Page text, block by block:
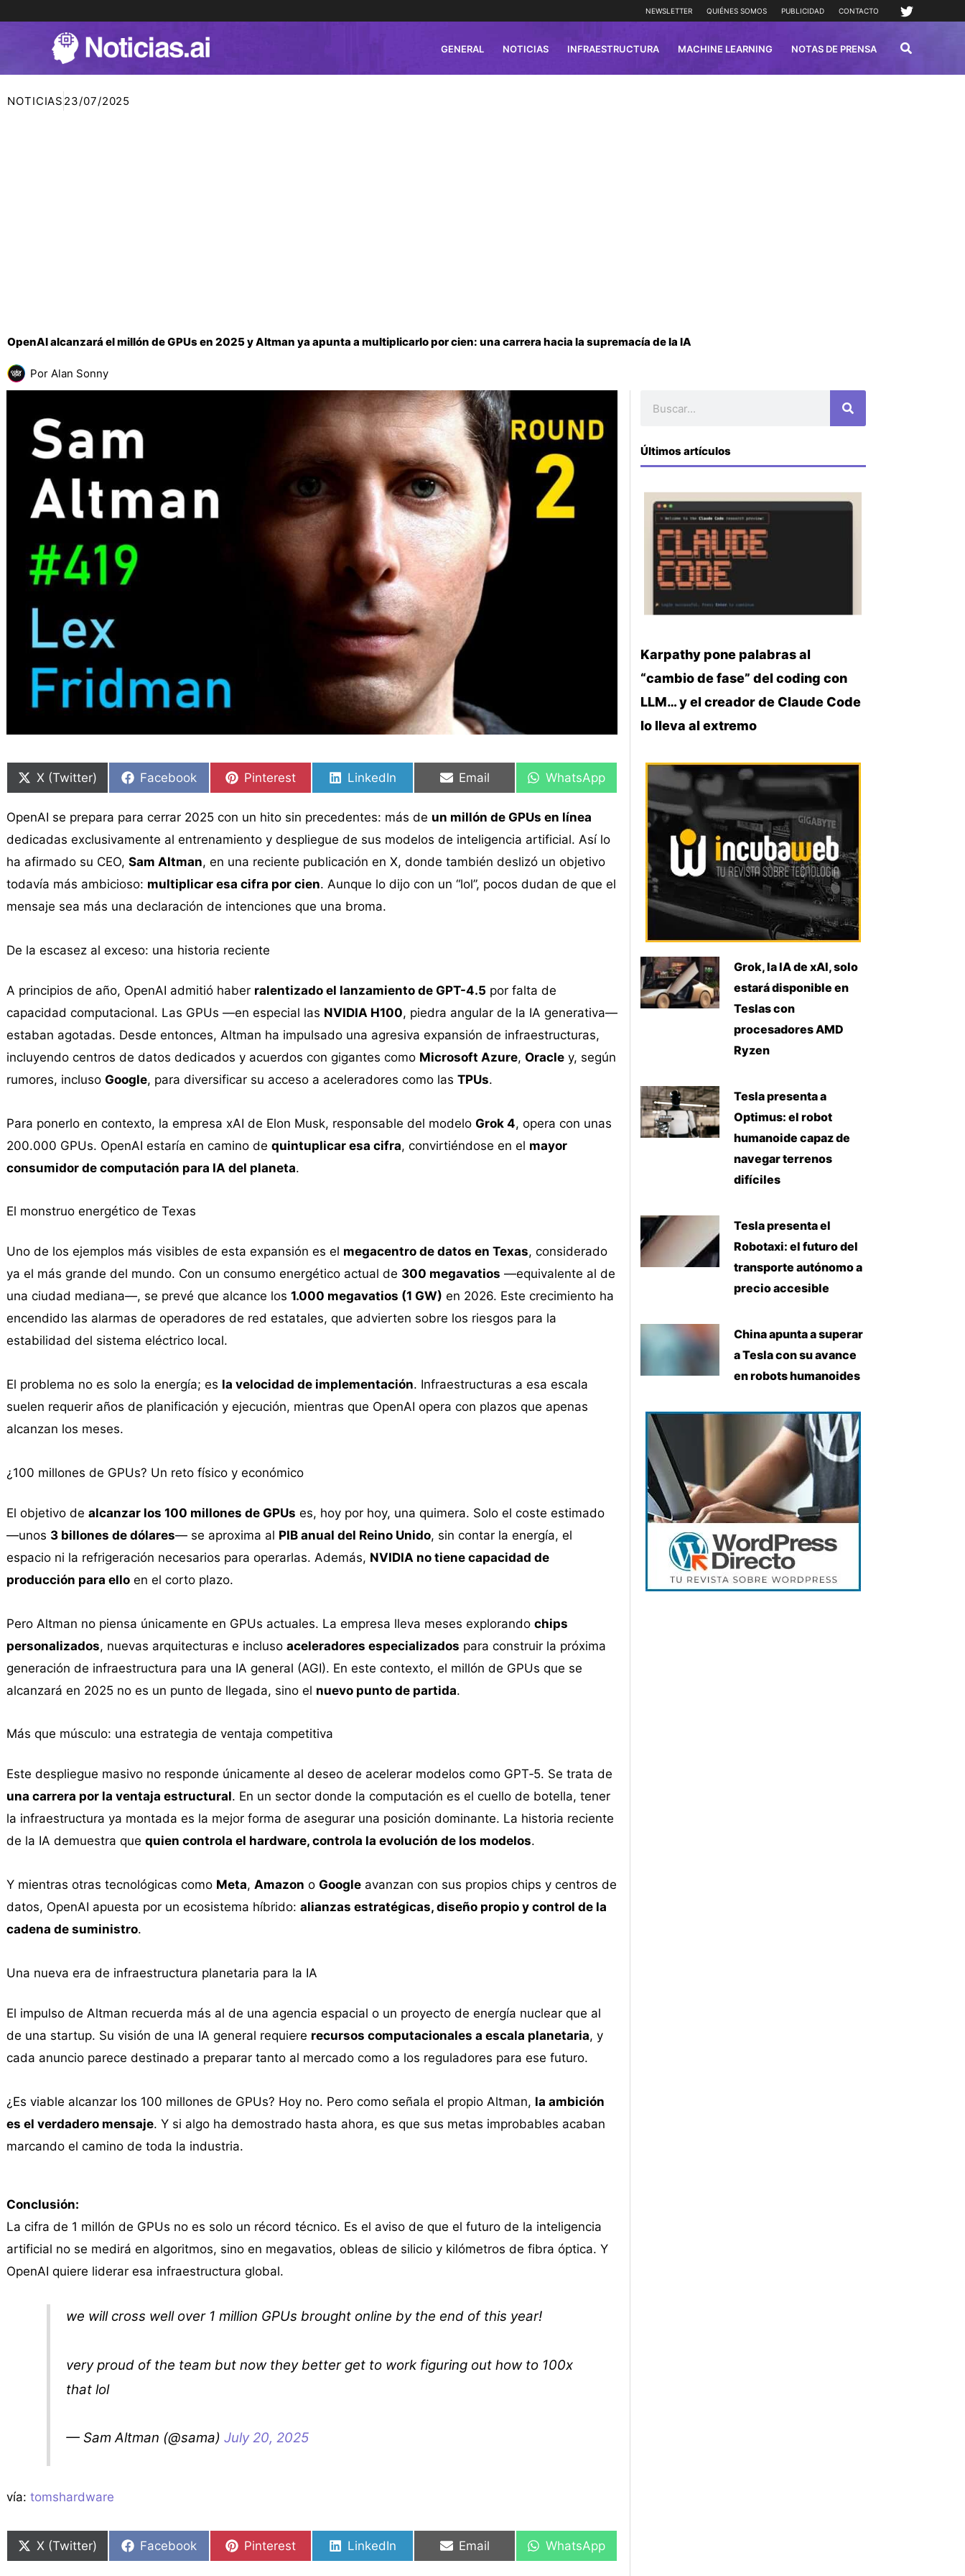
NEWSLETTER QUIÉNES SOMOS PUBLICIDAD CONTACTO
GENERAL NOTICIAS INFRAESTRUCTURA MACHINE LEARNING NOTAS DE PRENSA
NOTICIAS 23/07/2025
OpenAI alcanzará el millón de GPUs en 2025 y Altman ya apunta a multiplicarlo por cien: una carrera hacia la supremacía de la IA
Por Alan Sonny
en
X (Twitter)
en
Facebook
en
Pinterest
en
LinkedIn
en
Email
en
WhatsApp
OpenAI se prepara para cerrar 2025 con un hito sin precedentes: más de un millón de GPUs en línea
dedicadas exclusivamente al entrenamiento y despliegue de sus modelos de inteligencia artificial. Así lo
ha afirmado su CEO, Sam Altman, en una reciente publicación en X, donde también deslizó un objetivo
todavía más ambicioso: multiplicar esa cifra por cien. Aunque lo dijo con un “lol”, pocos dudan de que el
mensaje sea más una declaración de intenciones que una broma.
De la escasez al exceso: una historia reciente
A principios de año, OpenAI admitió haber ralentizado el lanzamiento de GPT-4.5 por falta de
capacidad computacional. Las GPUs —en especial las NVIDIA H100, piedra angular de la IA generativa—
estaban agotadas. Desde entonces, Altman ha impulsado una agresiva expansión de infraestructuras,
incluyendo centros de datos dedicados y acuerdos con gigantes como Microsoft Azure, Oracley, según
rumores, incluso Google, para diversificar su acceso a aceleradores como las TPUs.
Para ponerlo en contexto, la empresa xAI de Elon Musk, responsable del modelo Grok 4, opera con unas
200.000 GPUs. OpenAI estaría en camino de quintuplicar esa cifra, convirtiéndose en el mayor
consumidor de computación para IA del planeta.
El monstruo energético de Texas
Uno de los ejemplos más visibles de esta expansión es el megacentro de datos en Texas, considerado
ya el más grande del mundo. Con un consumo energético actual de 300 megavatios —equivalente al de
una ciudad mediana—, se prevé que alcance los 1.000 megavatios (1 GW) en 2026. Este crecimiento ha
encendido las alarmas de operadores de red estatales, que advierten sobre los riesgos para la
estabilidad del sistema eléctrico local.
El problema no es solo la energía; es la velocidad de implementación. Infraestructuras a esa escala
suelen requerir años de planificación y ejecución, mientras que OpenAI opera con plazos que apenas
alcanzan los meses.
¿100 millones de GPUs? Un reto físico y económico
El objetivo de alcanzar los 100 millones de GPUs es, hoy por hoy, una quimera. Solo el coste estimado
—unos 3 billones de dólares— se aproxima al PIB anual del Reino Unido, sin contar la energía, el
espacio ni la refrigeración necesarios para operarlas. Además, NVIDIA no tiene capacidad de
producción para elloen el corto plazo.
Pero Altman no piensa únicamente en GPUs actuales. La empresa lleva meses explorando chips
personalizados, nuevas arquitecturas e incluso aceleradores especializados para construir la próxima
generación de infraestructura para una IA general (AGI). En este contexto, el millón de GPUs que se
alcanzará en 2025 no es un punto de llegada, sino el nuevo punto de partida.
Más que músculo: una estrategia de ventaja competitiva
Este despliegue masivo no responde únicamente al deseo de acelerar modelos como GPT‑5. Se trata de
una carrera por la ventaja estructural. En un sector donde la computación es el cuello de botella, tener
la infraestructura ya montada es la mejor forma de asegurar una posición dominante. La historia reciente
de la IA demuestra que quien controla el hardware, controla la evolución de los modelos.
Y mientras otras tecnológicas como Meta, Amazon o Googleavanzan con sus propios chips y centros de
datos, OpenAI apuesta por un ecosistema híbrido: alianzas estratégicas, diseño propio y control de la
cadena de suministro.
Una nueva era de infraestructura planetaria para la IA
El impulso de Altman recuerda más al de una agencia espacial o un proyecto de energía nuclear que al
de una startup. Su visión de una IA general requiere recursos computacionales a escala planetaria, y
cada anuncio parece destinado a preparar tanto al mercado como a los reguladores para ese futuro.
¿Es viable alcanzar los 100 millones de GPUs? Hoy no. Pero como señala el propio Altman, la ambición
es el verdadero mensaje. Y si algo ha demostrado hasta ahora, es que sus metas improbables acaban
marcando el camino de toda la industria.
Conclusión:
La cifra de 1 millón de GPUs no es solo un récord técnico. Es el aviso de que el futuro de la inteligencia
artificial no se medirá en algoritmos, sino en megavatios, obleas de silicio y kilómetros de fibra óptica. Y
OpenAI quiere liderar esa infraestructura global.
we will cross well over 1 million GPUs brought online by the end of this year!
very proud of the team but now they better get to work figuring out how to 100x
that lol
— Sam Altman (@sama)July 20, 2025
vía: tomshardware
en
X (Twitter)
en
Facebook
en
Pinterest
en
LinkedIn
en
Email
en
WhatsApp
Últimos artículos
Karpathy pone palabras al
“cambio de fase” del coding con
LLM… y el creador de Claude Code
lo lleva al extremo
Grok, la IA de xAI, solo
estará disponible en
Teslas con
procesadores AMD
Ryzen
Tesla presenta a
Optimus: el robot
humanoide capaz de
navegar terrenos
difíciles
Tesla presenta el
Robotaxi: el futuro del
transporte autónomo a
precio accesible
China apunta a superar
a Tesla con su avance
en robots humanoides